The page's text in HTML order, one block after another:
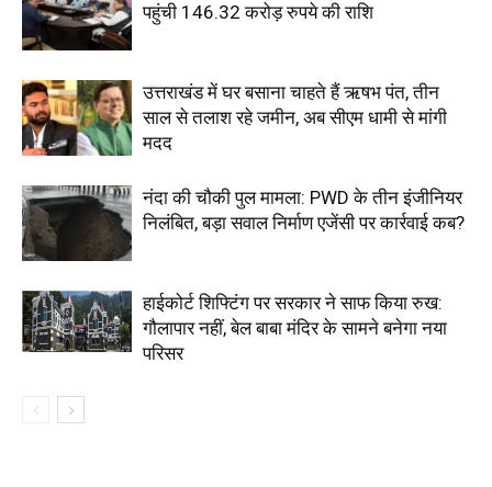
पहुंची 146.32 करोड़ रुपये की राशि
उत्तराखंड में घर बसाना चाहते हैं ऋषभ पंत, तीन
साल से तलाश रहे जमीन, अब सीएम धामी से मांगी
मदद
नंदा की चौकी पुल मामला: PWD के तीन इंजीनियर
निलंबित, बड़ा सवाल निर्माण एजेंसी पर कार्रवाई कब?
हाईकोर्ट शिफ्टिंग पर सरकार ने साफ किया रुख:
गौलापार नहीं, बेल बाबा मंदिर के सामने बनेगा नया
परिसर